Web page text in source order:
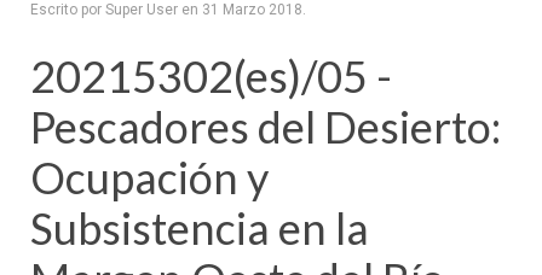
Escrito por Super User en 31 Marzo 2018.
20215302(es)/05 -
Pescadores del Desierto:
Ocupación y
Subsistencia en la